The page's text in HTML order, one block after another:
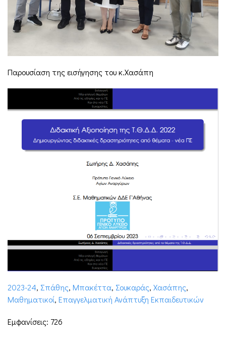
Παρουσίαση της εισήγησης του κ.Χασάπη
2023-24, Σπάθης, Μπακέττα, Σουκαράς, Xασάπης,
Μαθηματικοί, Επαγγελματική Ανάπτυξη Εκπαιδευτικών
Εμφανίσεις: 726